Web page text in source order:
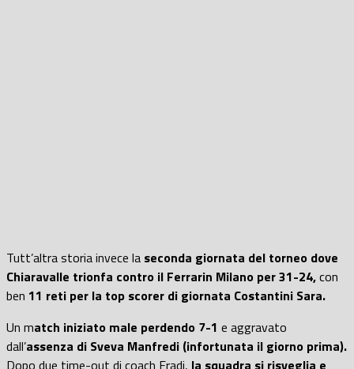
Tutt’altra storia invece la seconda giornata del torneo dove
Chiaravalle trionfa contro il Ferrarin Milano per 31-24,con
ben 11 reti per la top scorer di giornata Costantini Sara.
Un match iniziato male perdendo 7-1 e aggravato
dall’assenza di Sveva Manfredi (infortunata il giorno prima).
Dopo due time-out di coach Fradi, la squadra si risveglia e